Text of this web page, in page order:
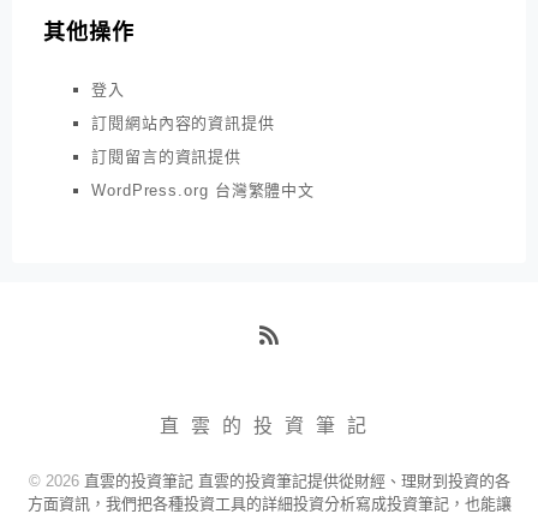
其他操作
登入
訂閱網站內容的資訊提供
訂閱留言的資訊提供
WordPress.org 台灣繁體中文
直雲的投資筆記
© 2026 直雲的投資筆記 直雲的投資筆記提供從財經、理財到投資的各
方面資訊，我們把各種投資工具的詳細投資分析寫成投資筆記，也能讓